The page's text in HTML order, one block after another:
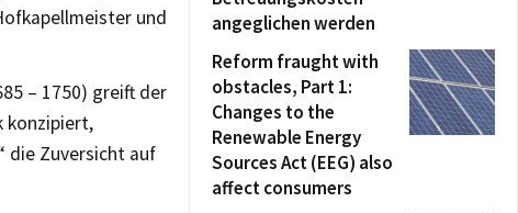
und
– 1750) greift der
konzipiert,
die Zuversicht auf
angeglichen werden
Reform fraught with
obstacles, Part 1:
Changes to the
Renewable Energy
Sources Act (EEG) also
affect consumers